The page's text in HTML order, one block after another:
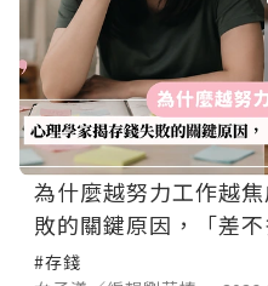
為什麼越努力工作越
敗的關鍵原因，「差
多可怕
#存錢